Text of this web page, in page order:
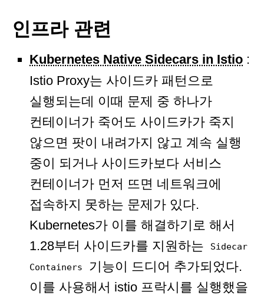
인프라 관련
Kubernetes Native Sidecars in Istio :
Istio Proxy는 사이드카 패턴으로
실행되는데 이때 문제 중 하나가
컨테이너가 죽어도 사이드카가 죽지
않으면 팟이 내려가지 않고 계속 실행
중이 되거나 사이드카보다 서비스
컨테이너가 먼저 뜨면 네트워크에
접속하지 못하는 문제가 있다.
Kubernetes가 이를 해결하기로 해서
1.28부터 사이드카를 지원하는
Sidecar
Containers
기능이 드디어 추가되었다.
이를 사용해서 istio 프락시를 실행했을